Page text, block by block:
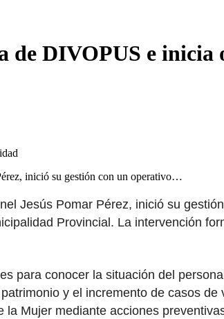
de DIVOPUS e
inició su gestión con un operativo…
Jesús Pomar Pérez, inició su
Provincial. La intervención
para conocer la situación del
y el incremento de casos
Mujer mediante acciones